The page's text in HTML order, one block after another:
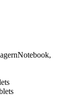
Notebook,